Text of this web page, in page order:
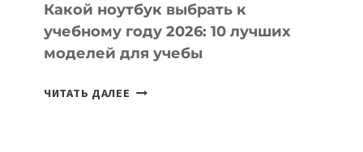
Какой ноутбук выбрать к
учебному году 2026: 10 лучших
моделей для учебы
ЧИТАТЬ ДАЛЕЕ КАКОЙ